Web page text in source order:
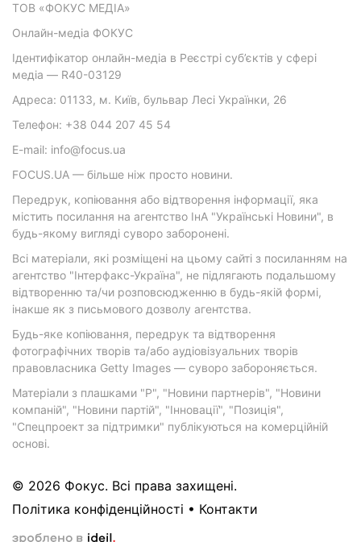
ТОВ «ФОКУС МЕДІА»
Онлайн-медіа ФОКУС
Ідентифікатор онлайн-медіа в Реєстрі суб’єктів у сфері
медіа — R40-03129
Адреса: 01133, м. Київ, бульвар Лесі Українки, 26
Телефон: +38 044 207 45 54
E-mail: info@focus.ua
FOCUS.UA — більше ніж просто новини.
Передрук, копіювання або відтворення інформації, яка
містить посилання на агентство ІнА "Українські Новини", в
будь-якому вигляді суворо заборонені.
Всі матеріали, які розміщені на цьому сайті з посиланням на
агентство "Інтерфакс-Україна", не підлягають подальшому
відтворенню та/чи розповсюдженню в будь-якій формі,
інакше як з письмового дозволу агентства.
Будь-яке копіювання, передрук та відтворення
фотографічних творів та/або аудіовізуальних творів
правовласника Getty Images — суворо забороняється.
Матеріали з плашками "Р", "Новини партнерів", "Новини
компаній", "Новини партій", "Інновації", "Позиція",
"Спецпроект за підтримки" публікуються на комерційній
основі.
© 2026 Фокус. Всі права захищені.
Політика конфіденційності • Контакти